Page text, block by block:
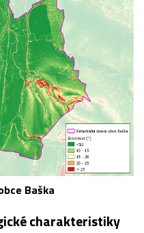
Baška
charakteristiky